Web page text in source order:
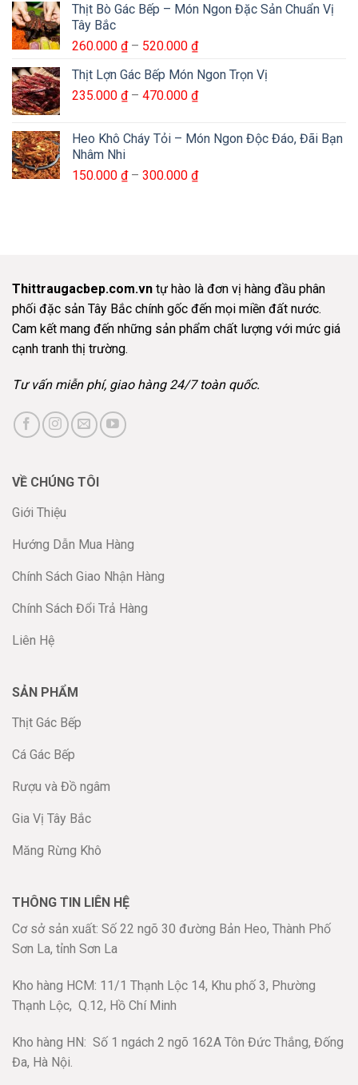
từ
đến
Thịt Bò Gác Bếp – Món Ngon Đặc Sản Chuẩn Vị
Tây Bắc
260.000 ₫ – 520.000 ₫Khoảng
từ
260.000 ₫
Thịt Lợn Gác Bếp Món Ngon Trọn Vị
235.000 ₫ – 470.000 ₫Khoảng
235.000 ₫
470.000 ₫
Heo Khô Cháy Tỏi – Món Ngon Độc Đáo, Đãi Bạn
Nhâm Nhi
150.000 ₫ – 300.000 ₫Khoảng
Thittraugacbep.com.vn tự hào là đơn vị hàng đầu phân
phối đặc sản Tây Bắc chính gốc đến mọi miền đất nước.
Cam kết mang đến những sản phẩm chất lượng với mức giá
cạnh tranh thị trường.
Tư vấn miễn phí, giao hàng 24/7 toàn quốc.
VỀ CHÚNG TÔI
Giới Thiệu
Hướng Dẫn Mua Hàng
Chính Sách Giao Nhận Hàng
Chính Sách Đổi Trả Hàng
Liên Hệ
SẢN PHẨM
Thịt Gác Bếp
Cá Gác Bếp
Rượu và Đồ ngâm
Gia Vị Tây Bắc
Măng Rừng Khô
THÔNG TIN LIÊN HỆ
Cơ sở sản xuất: Số 22 ngõ 30 đường Bản Heo, Thành Phố
Sơn La, tỉnh Sơn La
Kho hàng HCM: 11/1 Thạnh Lộc 14, Khu phố 3, Phường
Thạnh Lộc, Q.12, Hồ Chí Minh
Kho hàng HN: Số 1 ngách 2 ngõ 162A Tôn Đức Thắng, Đống
Đa, Hà Nội.